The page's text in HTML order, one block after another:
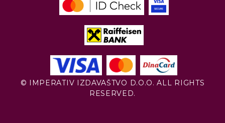
© IMPERATIV IZDAVAŠTVO D.O.O. ALL RIGHTS
RESERVED.